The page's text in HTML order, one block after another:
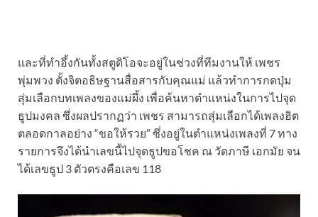
และที่ทำอึ้งกันทั้งสตูดิโอจะอยู่ในช่วงที่ทีมงานให้ เพชร
พุ่มพวง ตั้งจิตอธิษฐานสื่อสารกับคุณแม่ แล้วทำการกดปุ่ม
สุ่มเลือกบทเพลงของแม่ผึ้ง เพื่อค้นหาตำแหน่งในการไปจุด
ธูปมงคล ซึ่งผลปรากฏว่า เพชร สามารถสุ่มเลือกได้เพลงฮิต
ตลอดกาลอย่าง “ขอให้รวย” ซึ่งอยู่ในตำแหน่งเพลงที่ 7 ทาง
รายการจึงได้นำเลขนี้ไปจุดธูปขอโชค ณ วัดภาษี เอกมัย จน
ได้เลขธูป 3 ตัวตรงคือเลข 118